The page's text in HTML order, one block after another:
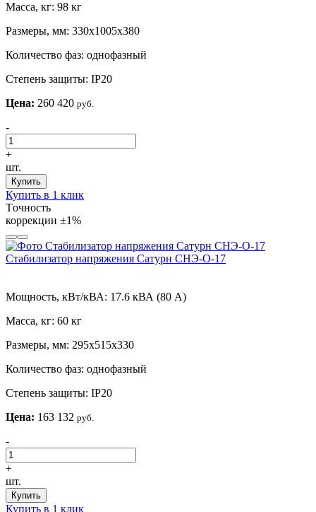
Масса, кг: 98 кг
Размеры, мм: 330х1005х380
Количество фаз: однофазный
Степень защиты: IP20
Цена: 260 420 руб.
-
+
шт.
Купить
Купить в 1 клик
Tочность
коррекции ±1%
Стабилизатор напряжения Сатурн СНЭ-О-17
Мощность, кВт/кВА: 17.6 кВА (80 А)
Масса, кг: 60 кг
Размеры, мм: 295х515х330
Количество фаз: однофазный
Степень защиты: IP20
Цена: 163 132 руб.
-
+
шт.
Купить
Купить в 1 клик